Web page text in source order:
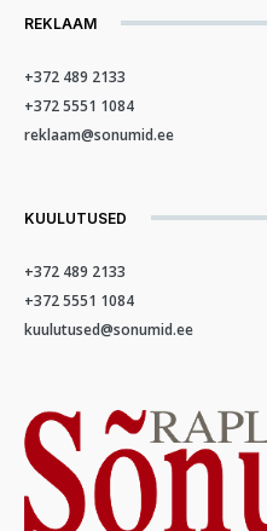
REKLAAM
+372 489 2133
+372 5551 1084
reklaam@sonumid.ee
KUULUTUSED
+372 489 2133
+372 5551 1084
kuulutused@sonumid.ee